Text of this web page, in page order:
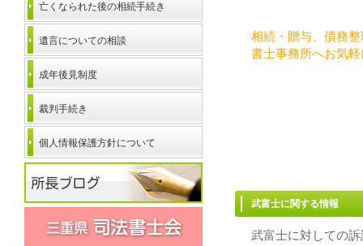
相続・贈与、債務
書士事務所へお気軽
武富士に関
武富士に対しての
亡くなられた後の相続手続き
遺言についての相談
成年後見制度
裁判手続き
個人情報保護方針について